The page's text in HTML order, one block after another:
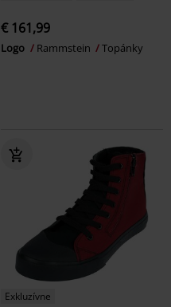
€ 161,99
Logo Rammstein Topánky
Exkluzívne